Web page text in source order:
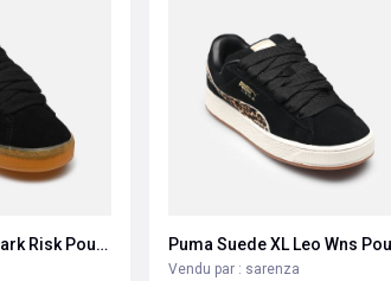
Puma Suede Xl Dark Risk Pour Femme
Vendu par : sarenza